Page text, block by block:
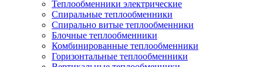
Теплообменники электрические
Спиральные теплообменники
Спирально витые теплообменники
Блочные теплообменники
Комбинированные теплообменники
Горизонтальные теплообменники